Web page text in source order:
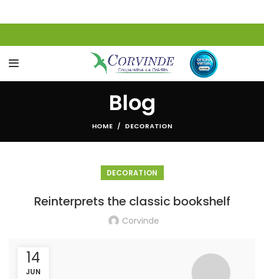
Blog
HOME DECORATION
DECORATION
Reinterprets the classic bookshelf
Corvinde
14
JUN
las oficinas del Banco de
¡CORVINDE LES DESEA UNA
FELIZ NAVIDAD Y UN
PRÓSPERO AÑO NUEVO
2022!